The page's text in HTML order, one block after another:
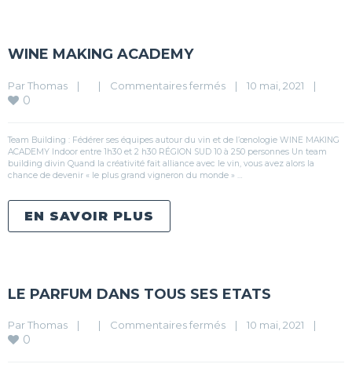
WINE MAKING ACADEMY
Par Thomas | | Commentaires fermés | 10 mai, 2021 |
0
Team Building : Fédérer ses équipes autour du vin et de l’œnologie WINE MAKING
ACADEMY Indoor entre 1h30 et 2 h30 RÉGION SUD 10 à 250 personnes Un team
building divin Quand la créativité fait alliance avec le vin, vous avez alors la
chance de devenir « le plus grand vigneron du monde » …
EN SAVOIR PLUS
LE PARFUM DANS TOUS SES ETATS
Par Thomas | | Commentaires fermés | 10 mai, 2021 |
0